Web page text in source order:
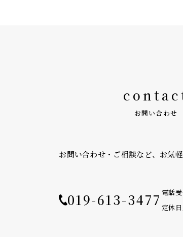
お問い合わせ
お問い合わせ・ご相談など、 お気
019-613-3477 電話
定休